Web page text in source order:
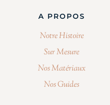
A PROPOS
Notre Histoire
Sur Mesure
Nos Matériaux
Nos Guides